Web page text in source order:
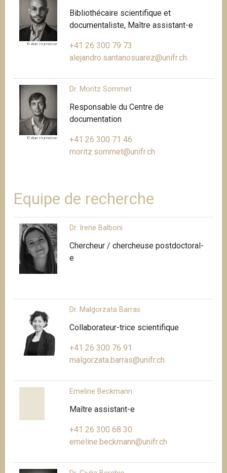
© Alan Humerose
Bibliothécaire scientifique et
documentaliste, Maître assistant-e
+41 26 300 79 73
alejandro.santanosuarez@unifr.ch
© Alan Humerose
Dr. Moritz Sommet
Responsable du Centre de
documentation
+41 26 300 71 46
moritz.sommet@unifr.ch
Equipe de recherche
Dr. Irene Balboni
Chercheur / chercheuse postdoctoral-
e
Dr. Malgorzata Barras
Collaborateur-trice scientifique
+41 26 300 76 91
malgorzata.barras@unifr.ch
Emeline Beckmann
Maître assistant-e
+41 26 300 68 30
emeline.beckmann@unifr.ch